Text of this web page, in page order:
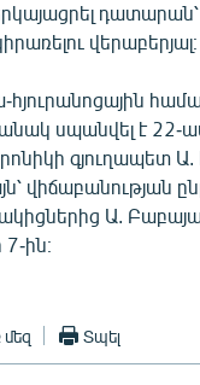
վերաբերյալ։
սպանվել է 22-
գյուղապետ
վիճաբանության
Ա.
ին։
Տպել